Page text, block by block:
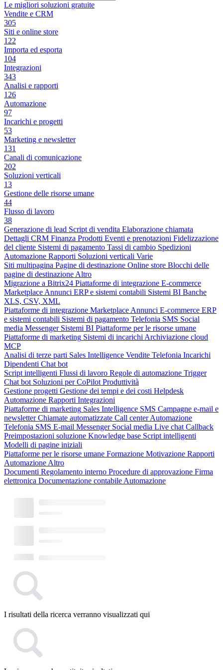
Le migliori soluzioni gratuite
Vendite e CRM
305
Siti e online store
122
Importa ed esporta
104
Integrazioni
343
Analisi e rapporti
126
Automazione
97
Incarichi e progetti
53
Marketing e newsletter
131
Canali di comunicazione
202
Soluzioni verticali
13
Gestione delle risorse umane
44
Flusso di lavoro
38
Generazione di lead Script di vendita Elaborazione chiamata
Dettagli CRM Finanza Prodotti Eventi e prenotazioni Fidelizzazione
del cliente Sistemi di pagamento Tassi di cambio Spedizioni
Automazione Rapporti Soluzioni verticali Varie
Siti multipagina Pagine di destinazione Online store Blocchi delle
pagine di destinazione Altro
Migrazione a Bitrix24 Piattaforme di integrazione E-commerce
Marketplace Annunci ERP e sistemi contabili Sistemi BI Banche
XLS, CSV, XML
Piattaforme di integrazione Marketplace Annunci E-commerce ERP
e sistemi contabili Sistemi di pagamento Telefonia SMS Social
media Messenger Sistemi BI Piattaforme per le risorse umane
Piattaforme di marketing Sistemi di incarichi Archiviazione cloud
MCP
Analisi di terze parti Sales Intelligence Vendite Telefonia Incarichi
Dipendenti Chat bot
Script intelligenti Flussi di lavoro Regole di automazione Trigger
Chat bot Soluzioni per CoPilot Produttività
Gestione progetti Gestione dei tempi e dei costi Helpdesk
Automazione Rapporti Integrazioni
Piattaforme di marketing Sales Intelligence SMS Campagne e-mail e
newsletter Chiamate automatizzate Call center Automazione
Telefonia SMS E-mail Messenger Social media Live chat Callback
Preimpostazioni soluzione Knowledge base Script intelligenti
Modelli di pagine iniziali
Piattaforme per le risorse umane Formazione Motivazione Rapporti
Automazione Altro
Documenti Regolamento interno Procedure di approvazione Firma
elettronica Documentazione contabile Automazione
I risultati della ricerca verranno visualizzati qui